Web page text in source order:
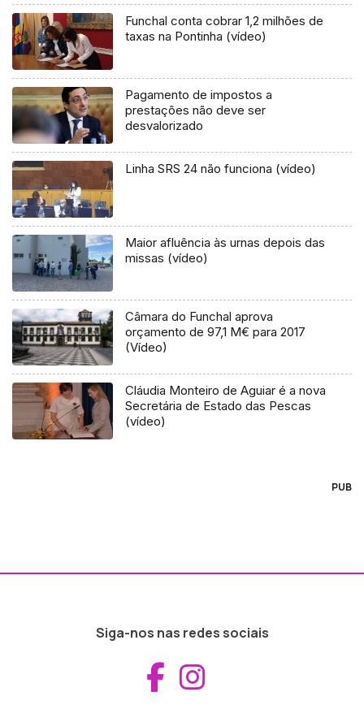
Funchal conta cobrar 1,2 milhões de
taxas na Pontinha (vídeo)
Pagamento de impostos a
prestações não deve ser
desvalorizado
Linha SRS 24 não funciona (vídeo)
Maior afluência às urnas depois das
missas (vídeo)
Câmara do Funchal aprova
orçamento de 97,1 M€ para 2017
(Vídeo)
Cláudia Monteiro de Aguiar é a nova
Secretária de Estado das Pescas
(vídeo)
PUB
Siga-nos nas redes sociais
Aceder ao